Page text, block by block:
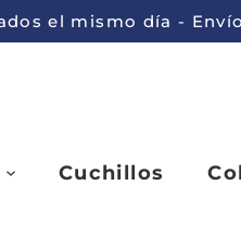
el mismo día -
Cuchillos